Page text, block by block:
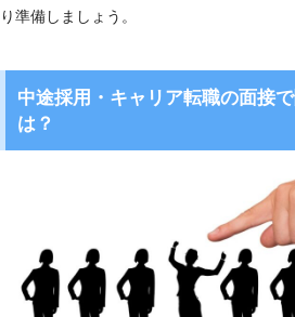
り準備しましょう。
中途採用・キャリア転職の面接
は？